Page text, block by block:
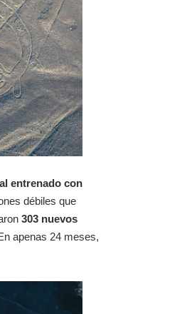
entrenado con
débiles que
303 nuevos
apenas 24 meses,